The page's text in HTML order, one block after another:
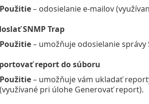
Použitie– odosielanie e-mailov
SNMP Trap
Použitie– umožňuje odosielanie správy
report do súboru
Použitie– umožňuje vám ukladať
(využívané pri úlohe Generovať report).